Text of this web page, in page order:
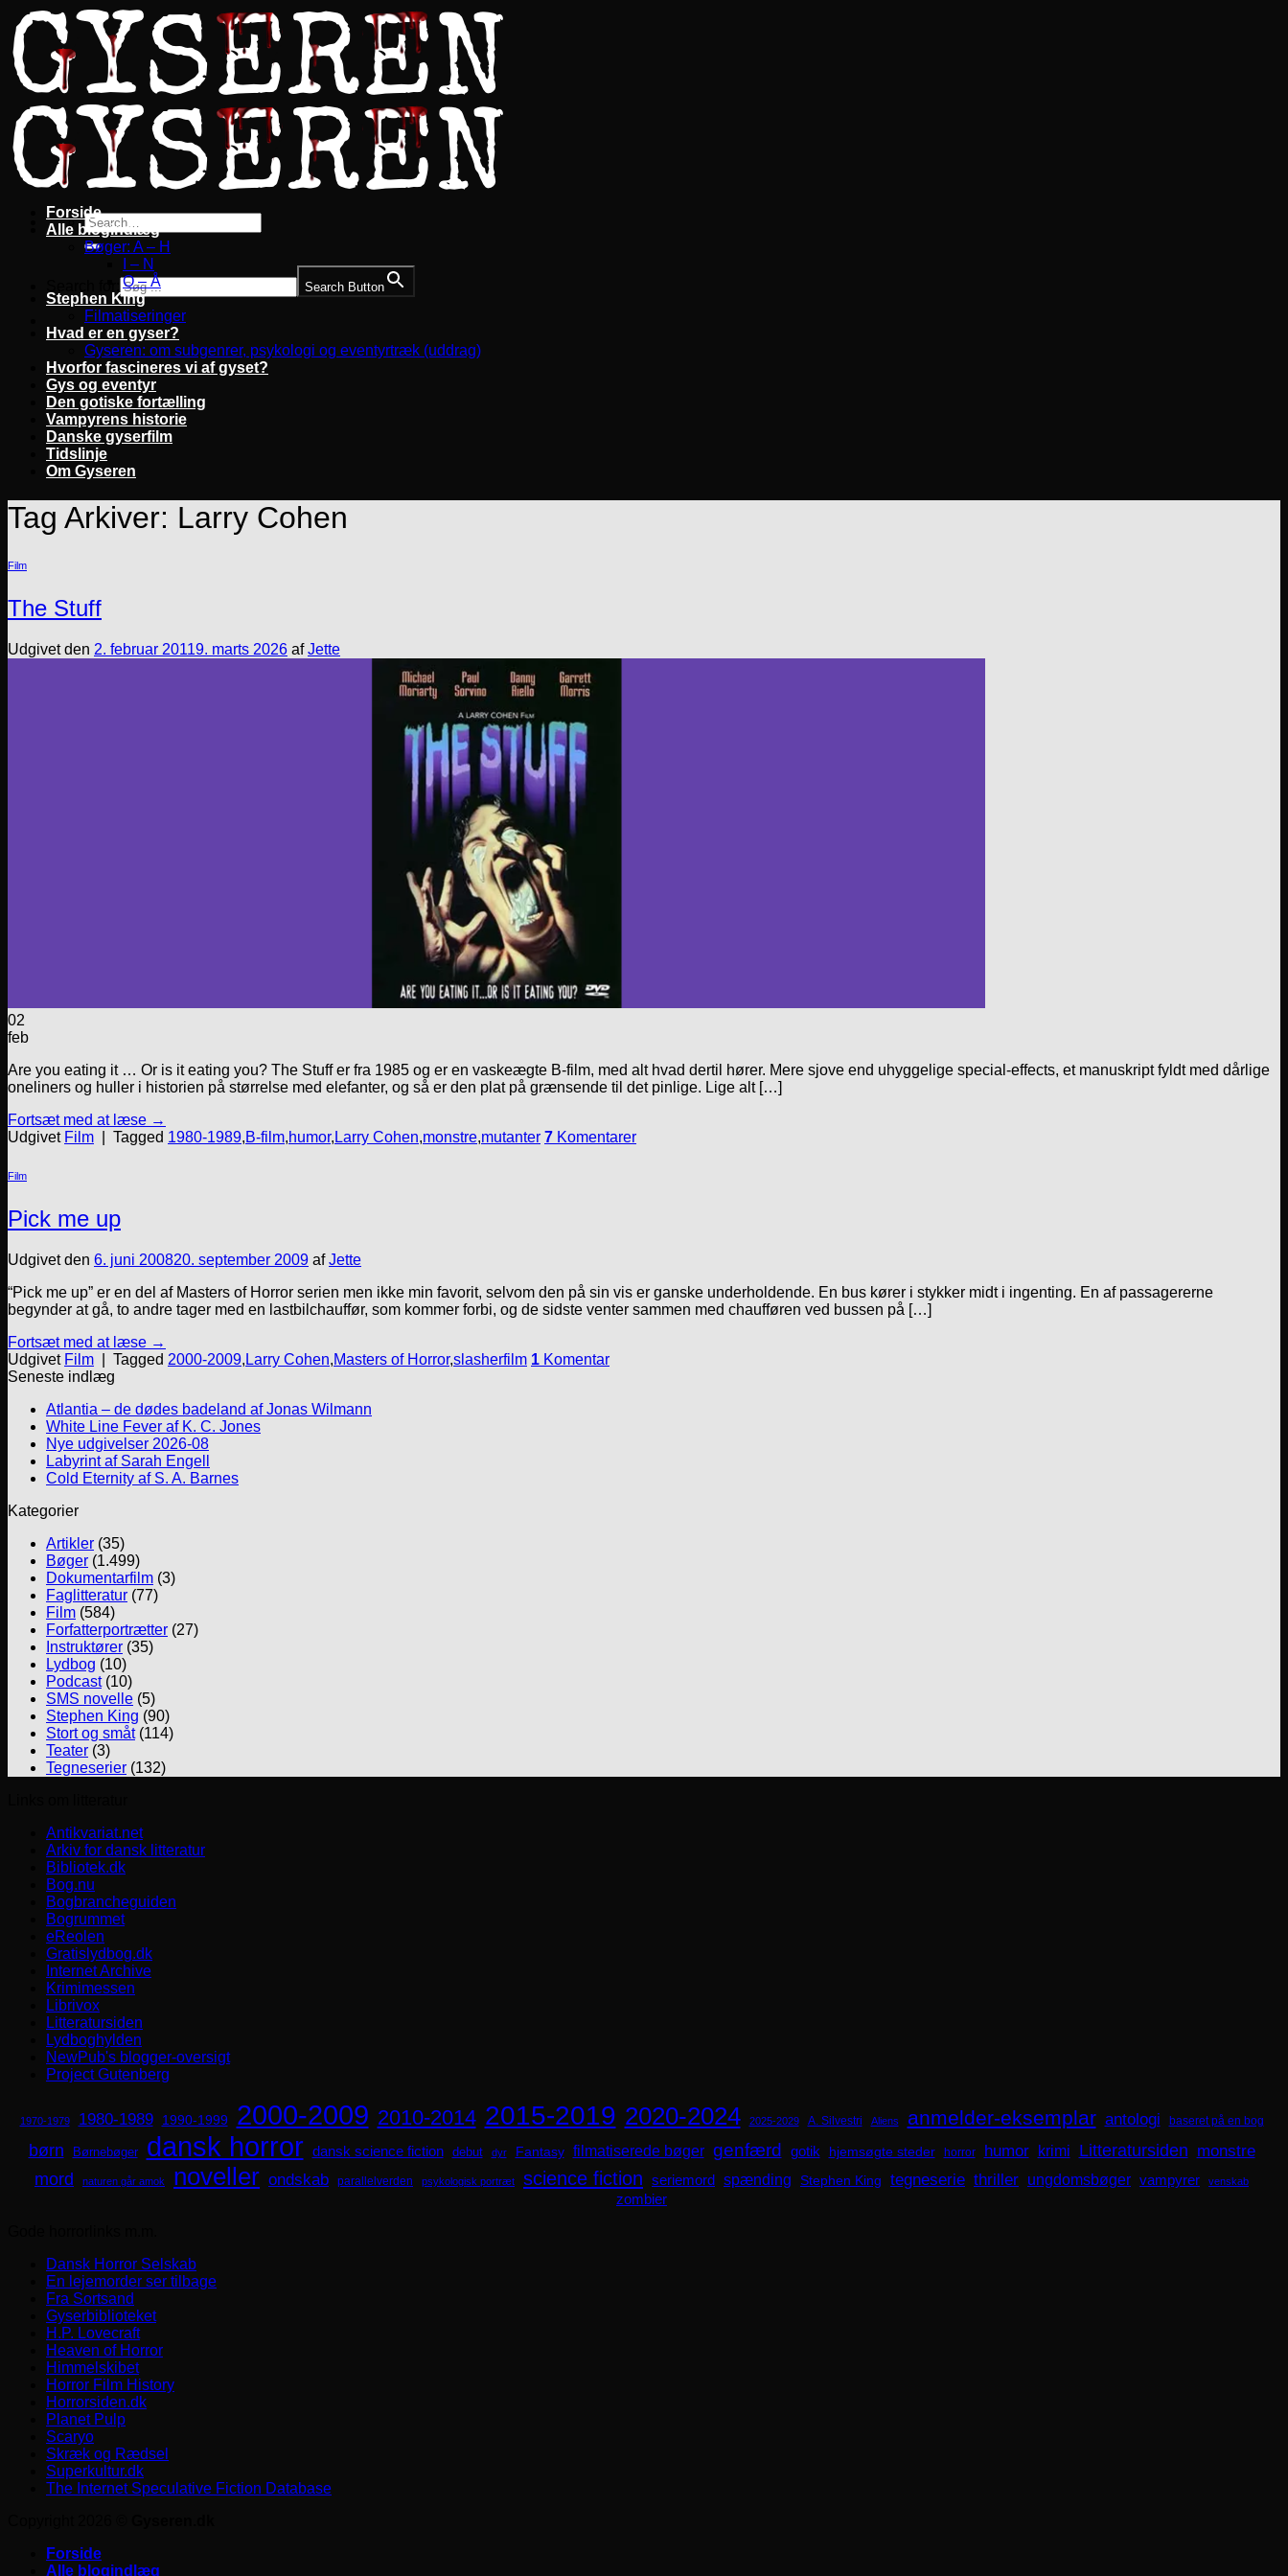
Fortsæt
til
indhold
Search Button
Forside
Alle blogindlæg
Bøger: A – H
I – N
O – Å
Stephen King
Filmatiseringer
Hvad er en gyser?
Gyseren: om subgenrer, psykologi og eventyrtræk (uddrag)
Hvorfor fascineres vi af gyset?
Gys og eventyr
Den gotiske fortælling
Vampyrens historie
Danske gyserfilm
Tidslinje
Om Gyseren
Tag Arkiver: Larry Cohen
Film
The Stuff
Udgivet den 2. februar 20119. marts 2026 afJette
02
feb
Are you eating it … Or is it eating you? The Stuff er fra 1985 og er en vaskeægte B-film, med alt hvad dertil hører. Mere sjove end uhyggelige special-effects, et manuskript fyldt med dårlige
oneliners og huller i historien på størrelse med elefanter, og så er den plat på grænsende til det pinlige. Lige alt […]
Fortsæt med at læse →
Udgivet Film Tagged 1980-1989,B-film,humor, Larry Cohen,monstre,mutanter 7 Komentarer
Film
Pick me up
Udgivet den 6. juni 200820. september 2009 afJette
“Pick me up” er en del af Masters of Horror serien men ikke min favorit, selvom den på sin vis er ganske underholdende. En bus kører i stykker midt i ingenting. En af passagererne
begynder at gå, to andre tager med en lastbilchauffør, som kommer forbi, og de sidste venter sammen med chaufføren ved bussen på […]
Fortsæt med at læse →
Udgivet Film Tagged 2000-2009, Larry Cohen,Masters of Horror,slasherfilm 1 Komentar
Seneste indlæg
Atlantia – de dødes badeland af Jonas Wilmann
White Line Fever af K. C. Jones
Nye udgivelser 2026-08
Labyrint af Sarah Engell
Cold Eternity af S. A. Barnes
Kategorier
Artikler (35)
Bøger (1.499)
Dokumentarfilm (3)
Faglitteratur (77)
Film (584)
Forfatterportrætter (27)
Instruktører (35)
Lydbog (10)
Podcast(10)
SMS novelle (5)
Stephen King (90)
Stort og småt(114)
Teater (3)
Tegneserier (132)
Antikvariat.net
Arkiv for dansk litteratur
Bibliotek.dk
Bog.nu
Bogbrancheguiden
Bogrummet
eReolen
Gratislydbog.dk
Internet Archive
Krimimessen
Librivox
Litteratursiden
Lydboghylden
NewPub's blogger-oversigt
Project Gutenberg
1970-1979 1980-1989 1990-1999 2000-2009 2010-2014 2015-2019 2020-2024 2025-2029 A. Silvestri Aliens anmelder-eksemplar antologi baseret på en bog
børn Børnebøger dansk horror dansk science fiction debut dyr Fantasy filmatiserede bøger genfærd gotik hjemsøgte steder horror humor krimi Litteratursiden monstre
mord naturen går amok noveller ondskab parallelverden psykologisk portræt science fiction seriemord spænding Stephen King tegneserie thriller ungdomsbøger vampyrer venskab
zombier
Dansk Horror Selskab
En lejemorder ser tilbage
Fra Sortsand
Gyserbiblioteket
H.P. Lovecraft
Heaven of Horror
Himmelskibet
Horror Film History
Horrorsiden.dk
Planet Pulp
Scaryo
Skræk og Rædsel
Superkultur.dk
The Internet Speculative Fiction Database
Forside
Alle blogindlæg